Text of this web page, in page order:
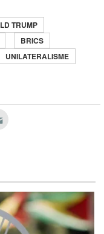
TRUMP
BRICS
UNILATERALISME